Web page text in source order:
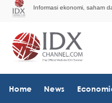
Informasi ekonomi, saham
Home News